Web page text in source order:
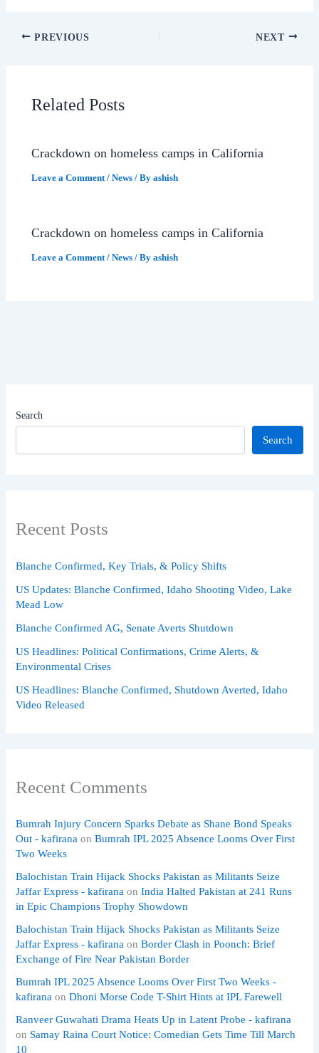
PREVIOUS NEXT
Related Posts
Crackdown on homeless camps in California
Leave a Comment /News / Byashish
Crackdown on homeless camps in California
Leave a Comment /News / Byashish
Search
Search
Recent Posts
Blanche Confirmed, Key Trials, & Policy Shifts
US Updates: Blanche Confirmed, Idaho Shooting Video, Lake
Mead Low
Blanche Confirmed AG, Senate Averts Shutdown
US Headlines: Political Confirmations, Crime Alerts, &
Environmental Crises
US Headlines: Blanche Confirmed, Shutdown Averted, Idaho
Video Released
Recent Comments
Bumrah Injury Concern Sparks Debate as Shane Bond Speaks
Out - kafirana onBumrah IPL 2025 Absence Looms Over First
Two Weeks
Balochistan Train Hijack Shocks Pakistan as Militants Seize
Jaffar Express - kafirana onIndia Halted Pakistan at 241 Runs
in Epic Champions Trophy Showdown
Balochistan Train Hijack Shocks Pakistan as Militants Seize
Jaffar Express - kafirana onBorder Clash in Poonch: Brief
Exchange of Fire Near Pakistan Border
Bumrah IPL 2025 Absence Looms Over First Two Weeks -
kafirana onDhoni Morse Code T-Shirt Hints at IPL Farewell
Ranveer Guwahati Drama Heats Up in Latent Probe - kafirana
on Samay Raina Court Notice: Comedian Gets Time Till March
10